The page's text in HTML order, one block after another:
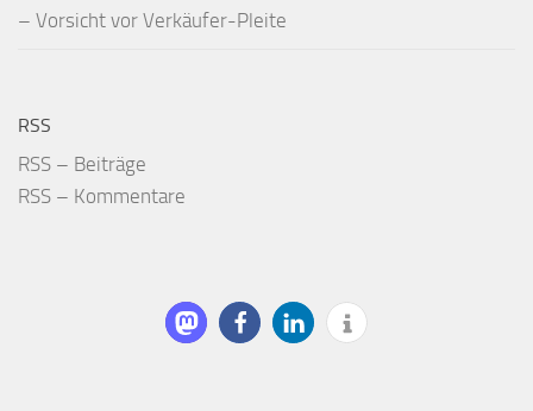
– Vorsicht vor Verkäufer-Pleite
RSS
RSS – Beiträge
RSS – Kommentare